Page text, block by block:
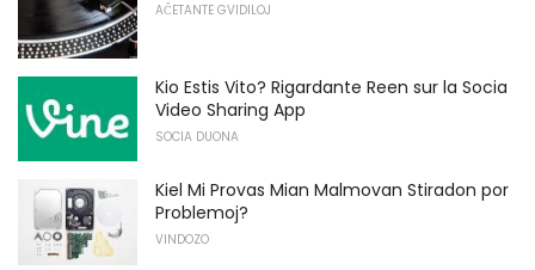
AĈETANTE GVIDILOJ
Kio Estis Vito? Rigardante Reen sur la Socia
Video Sharing App
SOCIA DUONA
Kiel Mi Provas Mian Malmovan Stiradon por
Problemoj?
VINDOZO